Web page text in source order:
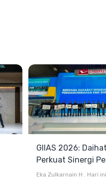
GIIAS 2026:
Perkuat Sinergi
dan Industri
Eka Zulkarnain H . Hari ini